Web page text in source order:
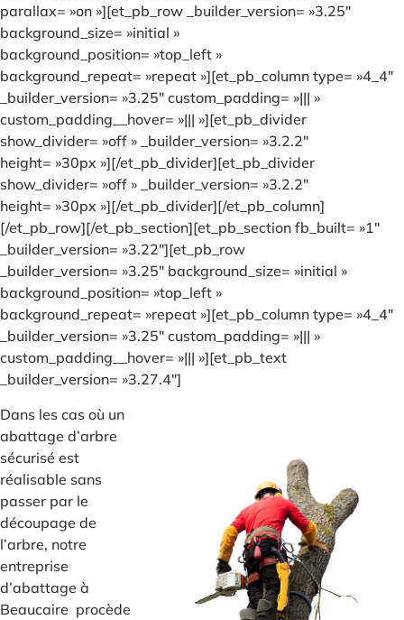
parallax= »on »][et_pb_row _builder_version= »3.25″
background_size= »initial »
background_position= »top_left »
background_repeat= »repeat »][et_pb_column type= »4_4″
_builder_version= »3.25″ custom_padding= »||| »
custom_padding__hover= »||| »][et_pb_divider
show_divider= »off » _builder_version= »3.2.2″
height= »30px »][/et_pb_divider][et_pb_divider
show_divider= »off » _builder_version= »3.2.2″
height= »30px »][/et_pb_divider][/et_pb_column]
[/et_pb_row][/et_pb_section][et_pb_section fb_built= »1″
_builder_version= »3.22″][et_pb_row
_builder_version= »3.25″ background_size= »initial »
background_position= »top_left »
background_repeat= »repeat »][et_pb_column type= »4_4″
_builder_version= »3.25″ custom_padding= »||| »
custom_padding__hover= »||| »][et_pb_text
_builder_version= »3.27.4″]
Dans les cas où un
abattage d’arbre
sécurisé est
réalisable sans
passer par le
découpage de
l’arbre, notre
entreprise
d’abattage à
Beaucaire procède